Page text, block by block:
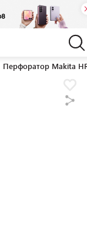
Перфоратор Makita